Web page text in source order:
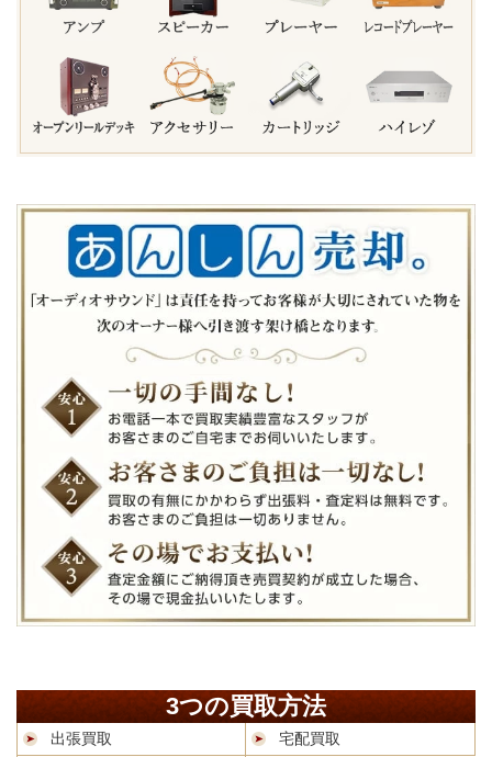
3つの買取方法
出張買取
宅配買取